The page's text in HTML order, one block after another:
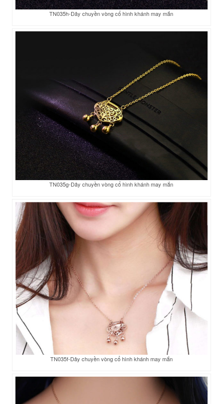
TN035h-Dây chuyền vòng cổ hình khánh may mắn
TN035g-Dây chuyền vòng cổ hình khánh may mắn
TN035f-Dây chuyền vòng cổ hình khánh may mắn